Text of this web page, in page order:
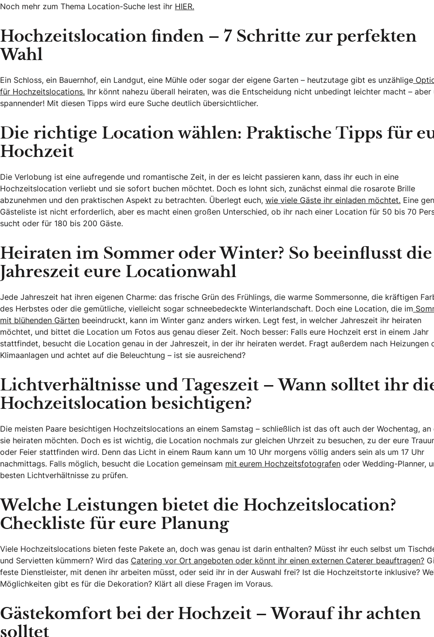
Noch mehr zum Thema Location-Suche lest ihr HIER.
Hochzeitslocation finden – 7 Schritte zur perfekten
Wahl
Ein Schloss, ein Bauernhof, ein Landgut, eine Mühle oder sogar der eigene Garten – heutzutage gibt es unzählige
für Hochzeitslocations. Ihr könnt nahezu überall heiraten, was die Entscheidung nicht unbedingt leichter macht – aber
spannender! Mit diesen Tipps wird eure Suche deutlich übersichtlicher.
Die richtige Location wählen: Praktische Tipps für
Hochzeit
Die Verlobung ist eine aufregende und romantische Zeit, in der es leicht passieren kann, dass ihr euch in eine
Hochzeitslocation verliebt und sie sofort buchen möchtet. Doch es lohnt sich, zunächst einmal die rosarote Brille
abzunehmen und den praktischen Aspekt zu betrachten. Überlegt euch, wie viele Gäste ihr einladen möchtet. Eine
Gästeliste ist nicht erforderlich, aber es macht einen großen Unterschied, ob ihr nach einer Location für 50 bis 70
sucht oder für 180 bis 200 Gäste.
Heiraten im Sommer oder Winter? So beeinflusst die
Jahreszeit eure Locationwahl
Jede Jahreszeit hat ihren eigenen Charme: das frische Grün des Frühlings, die warme Sommersonne, die kräftigen
des Herbstes oder die gemütliche, vielleicht sogar schneebedeckte Winterlandschaft. Doch eine Location, die im
mit blühenden Gärten beeindruckt, kann im Winter ganz anders wirken. Legt fest, in welcher Jahreszeit ihr heiraten
möchtet, und bittet die Location um Fotos aus genau dieser Zeit. Noch besser: Falls eure Hochzeit erst in einem Jahr
stattfindet, besucht die Location genau in der Jahreszeit, in der ihr heiraten werdet. Fragt außerdem nach Heizungen
Klimaanlagen und achtet auf die Beleuchtung – ist sie ausreichend?
Lichtverhältnisse und Tageszeit – Wann solltet ihr
Hochzeitslocation besichtigen?
Die meisten Paare besichtigen Hochzeitslocations an einem Samstag – schließlich ist das oft auch der Wochentag, an
sie heiraten möchten. Doch es ist wichtig, die Location nochmals zur gleichen Uhrzeit zu besuchen, zu der eure
oder Feier stattfinden wird. Denn das Licht in einem Raum kann um 10 Uhr morgens völlig anders sein als um 17 Uhr
nachmittags. Falls möglich, besucht die Location gemeinsam mit eurem Hochzeitsfotografen oder Wedding-Planner,
besten Lichtverhältnisse zu prüfen.
Welche Leistungen bietet die Hochzeitslocation?
Checkliste für eure Planung
Viele Hochzeitslocations bieten feste Pakete an, doch was genau ist darin enthalten? Müsst ihr euch selbst um
und Servietten kümmern? Wird das Catering vor Ort angeboten oder könnt ihr einen externen Caterer beauftragen?
feste Dienstleister, mit denen ihr arbeiten müsst, oder seid ihr in der Auswahl frei? Ist die Hochzeitstorte inklusive?
Möglichkeiten gibt es für die Dekoration? Klärt all diese Fragen im Voraus.
Gästekomfort bei der Hochzeit – Worauf ihr achten
solltet